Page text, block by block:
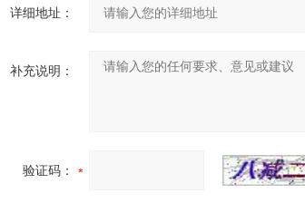
详细地址：
补充说明：
验证码：